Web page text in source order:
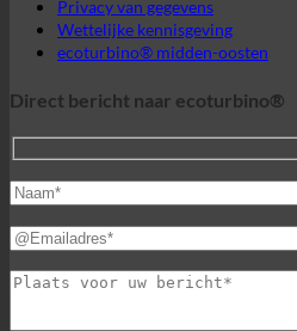
Wettelijke kennisgeving
ecoturbino® midden-oosten